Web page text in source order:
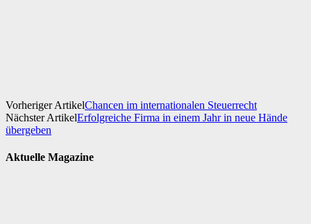
Vorheriger ArtikelChancen im internationalen Steuerrecht
Nächster ArtikelErfolgreiche Firma in einem Jahr in neue Hände
übergeben
Aktuelle Magazine